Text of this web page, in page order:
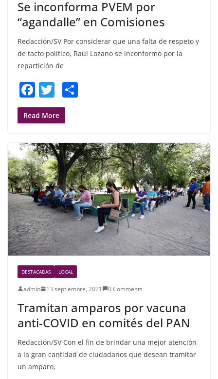
Se inconforma PVEM por
“agandalle” en Comisiones
Redacción/SV Por considerar que una falta de respeto y
de tacto político, Raúl Lozano se inconformó por la
repartición de
F
a
c
b
o
o
k
T
w
itt
Read More
DESTACADAS LOCAL
admin 13 septiembre, 2021 0 Comments
Tramitan amparos por vacuna
anti-COVID en comités del PAN
Redacción/SV Con el fin de brindar una mejor atención
a la gran cantidad de ciudadanos que desean tramitar
un amparo,